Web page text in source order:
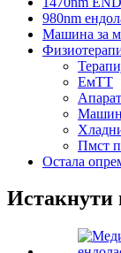
980nm
Машина за
ЕмТТ
Пмст
Остала
Истакнути